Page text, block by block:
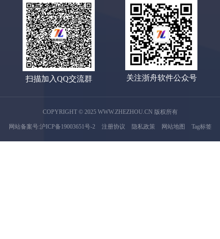
扫描加入QQ交流群 关注浙舟软件公众号
COPYRIGHT © 2025 WWW.ZHEZHOU.CN 版权所有
网站备案号:沪ICP备19003651号-2 注册协议 隐私政策 网站地图 Tag标签